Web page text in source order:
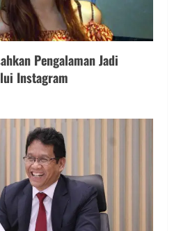
Pengalaman Jadi
Instagram